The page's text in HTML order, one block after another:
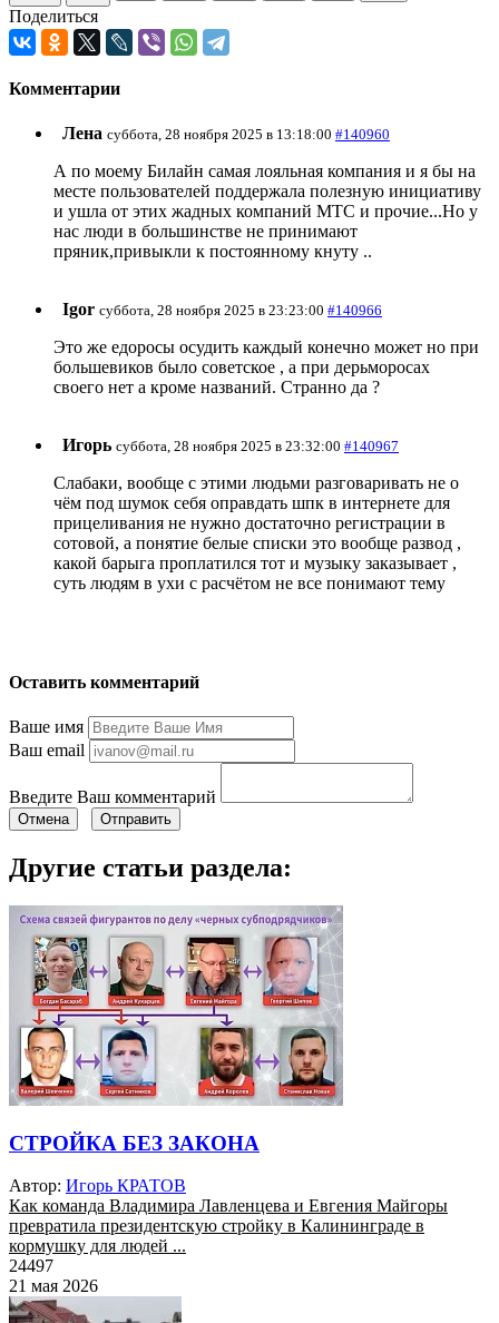
Поделиться
Комментарии
Лена суббота, 28 ноября 2025 в 13:18:00 #140960
А по моему Билайн самая лояльная компания и я бы на
месте пользователей поддержала полезную инициативу
и ушла от этих жадных компаний МТС и прочие...Но у
нас люди в большинстве не принимают
пряник,привыкли к постоянному кнуту ..
Igor суббота, 28 ноября 2025 в 23:23:00 #140966
Это же едоросы осудить каждый конечно может но при
большевиков было советское , а при дерьморосах
своего нет а кроме названий. Странно да ?
Игорь суббота, 28 ноября 2025 в 23:32:00 #140967
Слабаки, вообще с этими людьми разговаривать не о
чём под шумок себя оправдать шпк в интернете для
прицеливания не нужно достаточно регистрации в
сотовой, а понятие белые списки это вообще развод ,
какой барыга проплатился тот и музыку заказывает ,
суть людям в ухи с расчётом не все понимают тему
Оставить комментарий
Ваше имя
Ваш email
Введите Ваш комментарий
Отмена Отправить
Другие статьи раздела:
СТРОЙКА БЕЗ ЗАКОНА
Автор: Игорь КРАТОВ
Как команда Владимира Лавленцева и Евгения Майгоры
превратила президентскую стройку в Калининграде в
кормушку для людей ...
24497
21 мая 2026